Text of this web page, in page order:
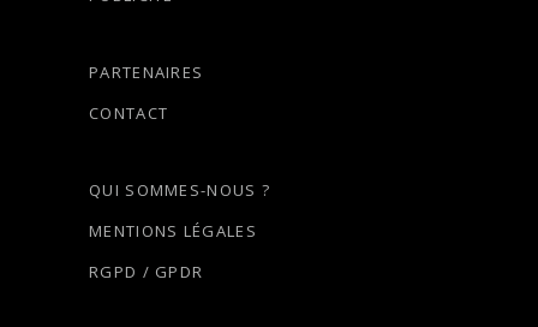
PARTENAIRES
CONTACT
QUI SOMMES-NOUS ?
MENTIONS LÉGALES
RGPD / GPDR